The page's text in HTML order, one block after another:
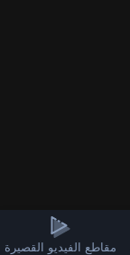
مقاطع الفيديو القصيرة